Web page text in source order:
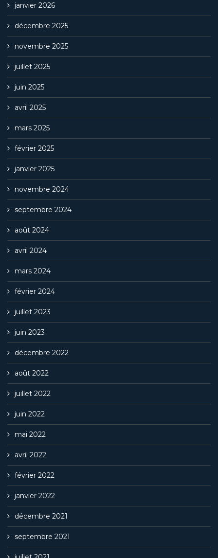
janvier 2026
décembre 2025
novembre 2025
juillet 2025
juin 2025
avril 2025
mars 2025
février 2025
janvier 2025
novembre 2024
septembre 2024
août 2024
avril 2024
mars 2024
février 2024
juillet 2023
juin 2023
décembre 2022
août 2022
juillet 2022
juin 2022
mai 2022
avril 2022
février 2022
janvier 2022
décembre 2021
septembre 2021